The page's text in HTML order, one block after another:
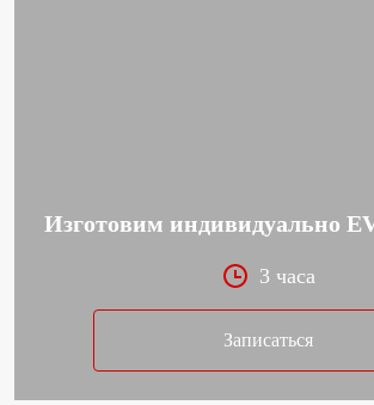
Изготовим индивидуально
3 часа
Записаться